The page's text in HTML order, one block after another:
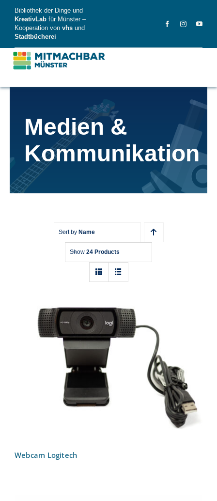
content
Bibliothek der Dinge und
KreativLab für Münster –
Kooperation von vhs und
Stadtbücherei
Dinge
FAQ
News
Videos
Medien &
Kommunikation
Sort by Name
Show 24 Products
Webcam Logitech
Webcam Logitech